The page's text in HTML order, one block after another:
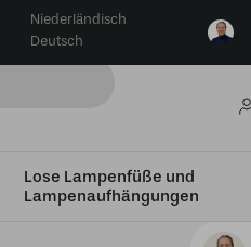
Niederländisch
Deutsch
Lose Lampenfüße und
Lampenaufhängungen